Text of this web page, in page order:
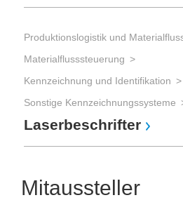
Produktionslogistik und
Materialflusssteuerung
Kennzeichnung und Identifikation
Sonstige Kennzeichnungssysteme
Laserbeschrifter
Mitaussteller